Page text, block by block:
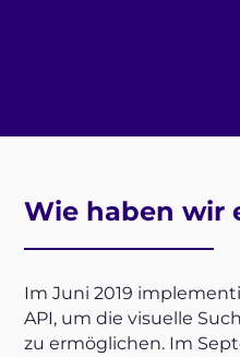
Wie haben wir
Im Juni 2019
API, um die visuelle
zu ermöglichen. Im